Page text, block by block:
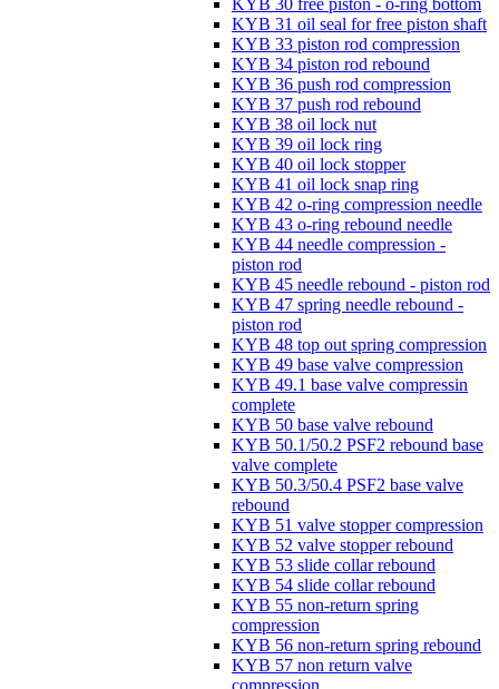
KYB 31 oil seal for free piston shaft
KYB 33 piston rod compression
KYB 34 piston rod rebound
KYB 36 push rod compression
KYB 37 push rod rebound
KYB 38 oil lock nut
KYB 39 oil lock ring
KYB 40 oil lock stopper
KYB 41 oil lock snap ring
KYB 42 o-ring compression needle
KYB 43 o-ring rebound needle
KYB 44 needle compression -
piston rod
KYB 45 needle rebound - piston rod
KYB 47 spring needle rebound -
piston rod
KYB 48 top out spring compression
KYB 49 base valve compression
KYB 49.1 base valve compressin
complete
KYB 50 base valve rebound
KYB 50.1/50.2 PSF2 rebound base
valve complete
KYB 50.3/50.4 PSF2 base valve
rebound
KYB 51 valve stopper compression
KYB 52 valve stopper rebound
KYB 53 slide collar rebound
KYB 54 slide collar rebound
KYB 55 non-return spring
compression
KYB 56 non-return spring rebound
KYB 57 non return valve
compression